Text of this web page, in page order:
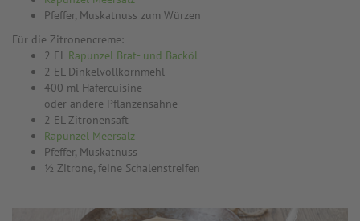
Pfeffer, Muskatnuss zum Würzen
Für die Zitronencreme:
2 EL Rapunzel Brat- und Backöl
2 EL Dinkelvollkornmehl
400 ml Hafercuisine
oder andere Pflanzensahne
2 EL Zitronensaft
Rapunzel Meersalz
Pfeffer, Muskatnuss
½ Zitrone, feine Schalenstreifen